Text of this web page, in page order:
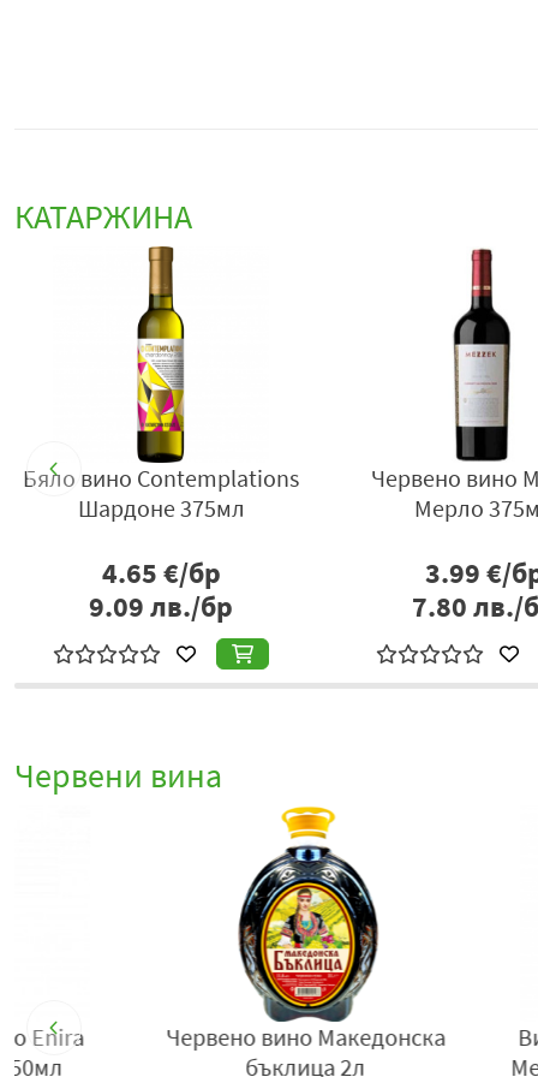
КАТАРЖИНА
Бяло вино Contemplations
Шардоне 375мл
4.65€/бр
9.09лв./бр
Червено вино
Мерло
3.99€/
7.80лв./
Червени вина
Черв. вино Villa Italia Nero
Червено вино
пино ноар